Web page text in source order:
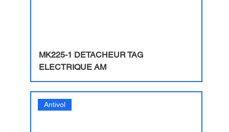
MK225-1 DETACHEUR TAG
ELECTRIQUE AM
Antivol